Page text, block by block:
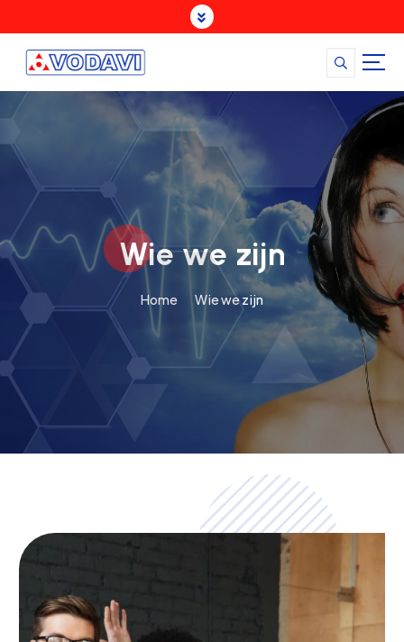
Wie we zijn
Home Wie we zijn